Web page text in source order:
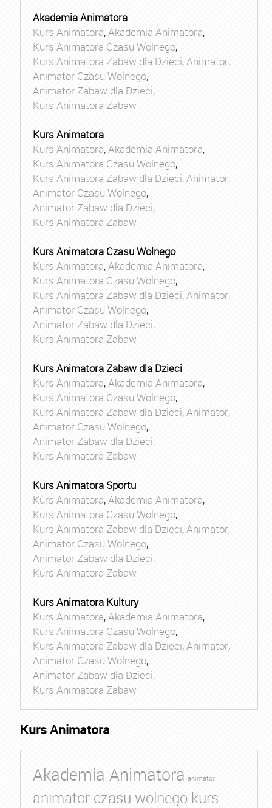
Akademia Animatora
Kurs Animatora,Akademia Animatora,
Kurs Animatora Czasu Wolnego,
Kurs Animatora Zabaw dla Dzieci,Animator,
Animator Czasu Wolnego,
Animator Zabaw dla Dzieci,
Kurs Animatora Zabaw
Kurs Animatora
Kurs Animatora,Akademia Animatora,
Kurs Animatora Czasu Wolnego,
Kurs Animatora Zabaw dla Dzieci,Animator,
Animator Czasu Wolnego,
Animator Zabaw dla Dzieci,
Kurs Animatora Zabaw
Kurs Animatora Czasu Wolnego
Kurs Animatora,Akademia Animatora,
Kurs Animatora Czasu Wolnego,
Kurs Animatora Zabaw dla Dzieci,Animator,
Animator Czasu Wolnego,
Animator Zabaw dla Dzieci,
Kurs Animatora Zabaw
Kurs Animatora Zabaw dla Dzieci
Kurs Animatora,Akademia Animatora,
Kurs Animatora Czasu Wolnego,
Kurs Animatora Zabaw dla Dzieci,Animator,
Animator Czasu Wolnego,
Animator Zabaw dla Dzieci,
Kurs Animatora Zabaw
Kurs Animatora Sportu
Kurs Animatora,Akademia Animatora,
Kurs Animatora Czasu Wolnego,
Kurs Animatora Zabaw dla Dzieci,Animator,
Animator Czasu Wolnego,
Animator Zabaw dla Dzieci,
Kurs Animatora Zabaw
Kurs Animatora Kultury
Kurs Animatora,Akademia Animatora,
Kurs Animatora Czasu Wolnego,
Kurs Animatora Zabaw dla Dzieci,Animator,
Animator Czasu Wolnego,
Animator Zabaw dla Dzieci,
Kurs Animatora Zabaw
Kurs Animatora
Akademia Animatora animator
animator czasu wolnego kurs